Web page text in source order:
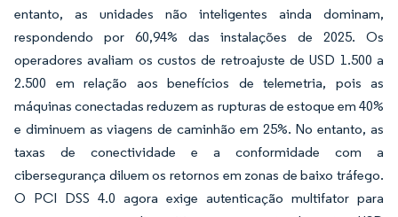
entanto, as unidades não inteligentes ainda dominam,
respondendo por 60,94% das instalações de 2025. Os
operadores avaliam os custos de retroajuste de USD 1.500 a
2.500 em relação aos benefícios de telemetria, pois as
máquinas conectadas reduzem as rupturas de estoque em 40%
e diminuem as viagens de caminhão em 25%. No entanto, as
taxas de conectividade e a conformidade com a
cibersegurança diluem os retornos em zonas de baixo tráfego.
O PCI DSS 4.0 agora exige autenticação multifator para